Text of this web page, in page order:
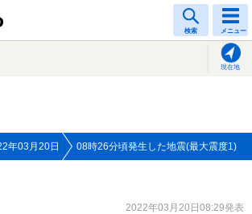
検索 メニュー
現在地
年03月20日 08時26分頃発生した地震(最大震度1)
2022年03月20日08:29発表